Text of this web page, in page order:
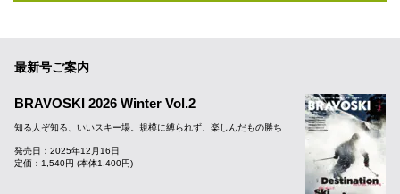
最新号ご案内
BRAVOSKI 2026 Winter Vol.2
知る人ぞ知る、いいスキー場。規模に縛られず、楽しんだもの勝ち
発売日：2025年12月16日
定価：1,540円 (本体1,400円)